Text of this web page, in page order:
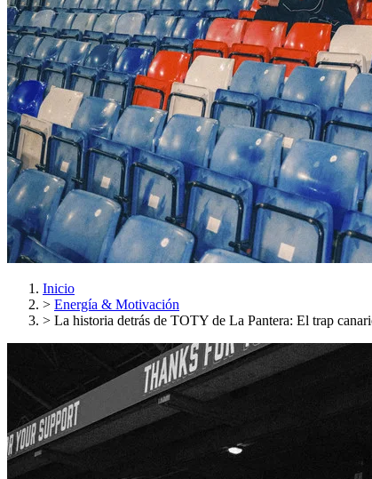
Inicio
> Energía & Motivación
> La historia detrás de TOTY de La Pantera: El trap